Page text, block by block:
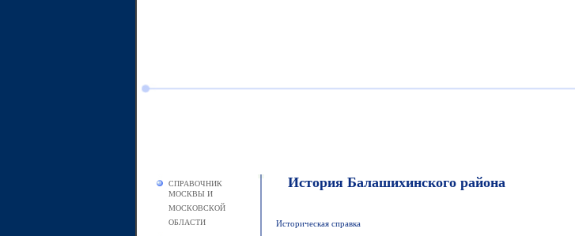
СПРАВОЧНИК
МОСКВЫ И
МОСКОВСКОЙ
ОБЛАСТИ
История Балашихинского района
Историческая справка